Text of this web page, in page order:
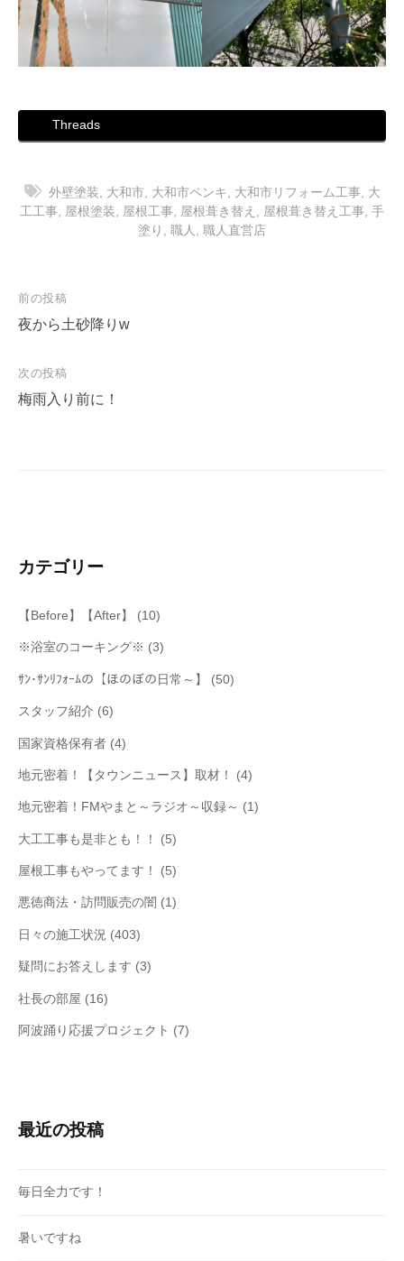
Threads
外壁塗装, 大和市, 大和市ペンキ, 大和市リフォーム工事, 大
工工事, 屋根塗装, 屋根工事, 屋根葺き替え , 屋根葺き替え工事, 手
塗り , 職人, 職人直営店
投
稿
ビ
ゲ
前の投稿
夜から土砂降りw
次の投稿
梅雨入り前に！
カテゴリー
【Before】【After】 (10)
※浴室のコーキング※ (3)
ｻﾝ･ｻﾝﾘﾌｫｰﾑの【ほのぼの日常～】 (50)
スタッフ紹介 (6)
国家資格保有者 (4)
地元密着！【タウンニュース】取材！ (4)
地元密着！FMやまと～ラジオ～収録～ (1)
大工工事も是非とも！！ (5)
屋根工事もやってます！ (5)
悪徳商法・訪問販売の闇 (1)
日々の施工状況 (403)
疑問にお答えします (3)
社長の部屋 (16)
阿波踊り応援プロジェクト (7)
最近の投稿
毎日全力です！
暑いですね